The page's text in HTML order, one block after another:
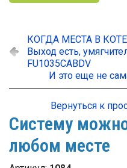
КОГДА МЕСТА В
Выход есть,
FU1035CABDV
И это еще не
Вернуться к
Систему
любом месте